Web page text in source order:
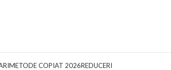
METODE COPIAT 2026REDUCERI